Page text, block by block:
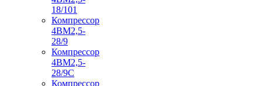
18/101
Компрессор
4ВМ2,5-
28/9
Компрессор
4ВМ2,5-
28/9С
Компрессор